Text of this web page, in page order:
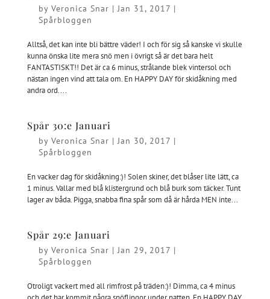
by Veronica Snar |Jan 31, 2017 |
Spårbloggen
Alltså, det kan inte bli bättre väder! I och för sig så kanske vi skulle
kunna önska lite mera snö men i övrigt så är det bara helt
FANTASTISKT!! Det är ca 6 minus, strålande blek vintersol och
nästan ingen vind att tala om. En HAPPY DAY för skidåkning med
andra ord....
Spår 30:e Januari
by Veronica Snar |Jan 30, 2017 |
Spårbloggen
En vacker dag för skidåkning:)! Solen skiner, det blåser lite lätt, ca
1 minus. Vallar med blå klistergrund och blå burk som täcker. Tunt
lager av båda. Pigga, snabba fina spår som då är hårda MEN inte...
Spår 29:e Januari
by Veronica Snar |Jan 29, 2017 |
Spårbloggen
Otroligt vackert med all rimfrost på träden:)! Dimma, ca 4 minus